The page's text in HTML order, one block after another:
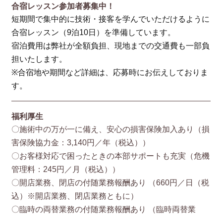
合宿レッスン参加者募集中！
短期間で集中的に技術・接客を学んでいただけるように
合宿レッスン（9泊10日）を準備しています。
宿泊費用は弊社が全額負担、現地までの交通費も一部負
担いたします。
※合宿地や期間など詳細は、応募時にお伝えしておりま
す。
福利厚生
〇施術中の万が一に備え、安心の損害保険加入あり（損
害保険協⼒⾦：3,140円／年（税込））
〇お客様対応で困ったときの本部サポートも充実（危機
管理料：245円／月（税込））
〇開店業務、閉店の付随業務報酬あり （660円／⽇（税
込）※開店業務、閉店業務ともに）
〇臨時の両替業務の付随業務報酬あり （臨時両替業